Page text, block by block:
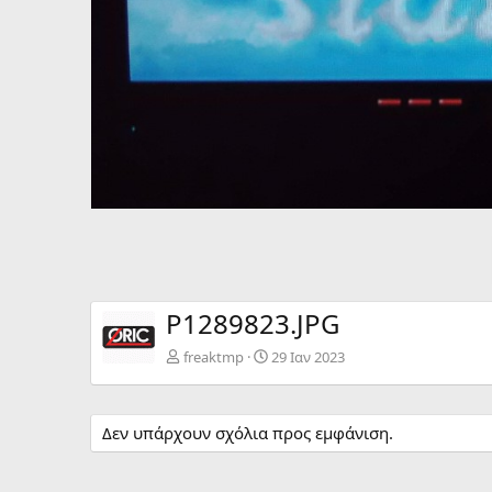
P1289823.JPG
freaktmp 29 Ιαν 2023
Δεν υπάρχουν σχόλια προς εμφάνιση.